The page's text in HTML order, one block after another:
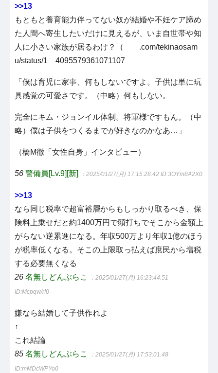
>>13
もともと養育能力伴ってない奴が結婚や不妊ケア諦め
た人間へ寄生したいだけに見えるが、いま自世帯や知
人に小さい家族が居るわけ？（ .com/tekinaosam
u/status/1 4095579361071107
「僕は育児に家事、何もしないですよ。子供は単に玩
具感覚の可愛さです。（中略）何もしない。
完全にキム・ジョンイル体制。将軍様ですもん。（中
略）僕は子供をつくるまでが好きなのかなあ…」
（橋M徹「女性自身」インタビュー）
56 警備員[Lv.9][新] ：2025/01/27(月) 17:15:28.42 ID:3OYm8A2X0
>>13
なら同じ税率で超富裕層からもしっかり取るべき、保
険料上乗せだと約1400万円で頭打ちでそこから金額上
がらない逆累進になる。年収500万より年収1億のほう
が税率低くなる。そこの上限取っ払えば庶民から増税
する必要無くなる
26 名無しどんぶらこ ：2025/01/27(月) 16:23:44.51
ID:Mcpqw/rI0
嫌なら結婚して子供作れよ
↑
これ結論
85 名無しどんぶらこ ：2025/01/27(月) 17:53:01.48
ID:mMDcWPYo0